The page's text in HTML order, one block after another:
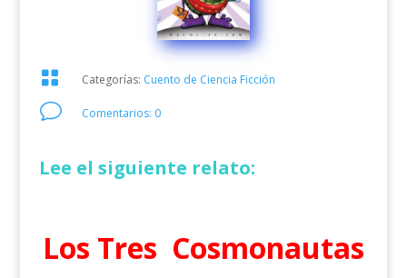
 Categorías: Cuento de Ciencia Ficción
v Comentarios: 0
Lee el siguiente relato:
Los Tres Cosmonautas